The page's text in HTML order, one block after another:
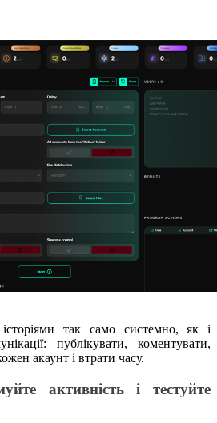
так само системно, як і
публікувати, коментувати,
акаунт і втрати часу.
активність і тестуйте